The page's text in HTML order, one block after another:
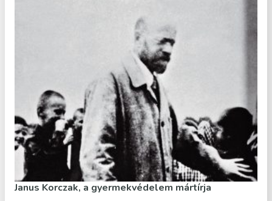
Janus Korczak, a gyermekvédelem mártírja